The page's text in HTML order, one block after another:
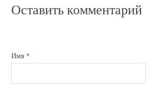
Оставить комментарий
Имя *